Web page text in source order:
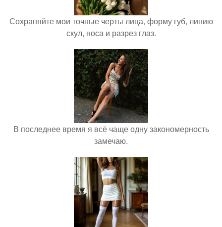
Сохраняйте мои точные черты лица, форму губ, линию
скул, носа и разрез глаз.
В последнее время я всё чаще одну закономерность
замечаю.